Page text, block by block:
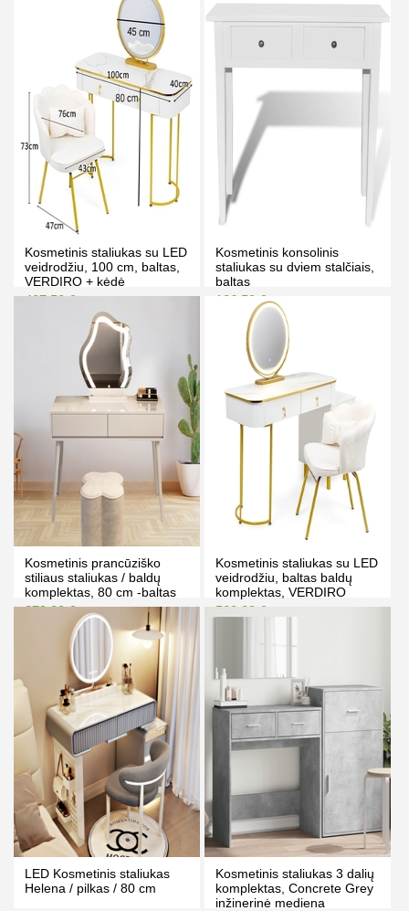
Kaina prisijungus
PIRKTI
Kosmetinis staliukas su LED
veidrodžiu, 100 cm, baltas,
VERDIRO + kėdė
487.50 €
Kaina prisijungus
503.00 €
PIRKTI
Kosmetinis konsolinis
staliukas su dviem stalčiais,
baltas
136.50 €
Kaina prisijungus
PIRKTI
Kosmetinis prancūziško
stiliaus staliukas / baldų
komplektas, 80 cm -baltas
279.00 €
Kaina prisijungus
291.00 €
PIRKTI
Kosmetinis staliukas su LED
veidrodžiu, baltas baldų
komplektas, VERDIRO
100cm
580.00 €
LED Kosmetinis staliukas
Helena / pilkas / 80 cm
Kosmetinis staliukas 3 dalių
komplektas, Concrete Grey
inžinerinė mediena